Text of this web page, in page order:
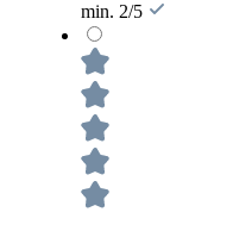
min. 2/5